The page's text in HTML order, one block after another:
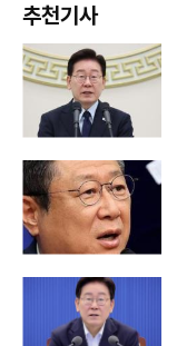
추천기사